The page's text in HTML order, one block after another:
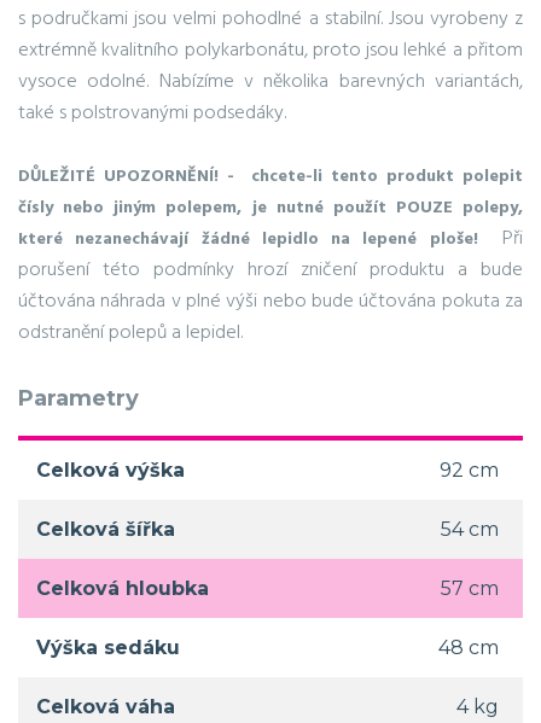
s područkami jsou velmi pohodlné a stabilní. Jsou vyrobeny z
extrémně kvalitního polykarbonátu, proto jsou lehké a přitom
vysoce odolné. Nabízíme v několika barevných variantách,
také s polstrovanými podsedáky.
DŮLEŽITÉ UPOZORNĚNÍ! - chcete-li tento produkt polepit
čísly nebo jiným polepem, je nutné použít POUZE polepy,
které nezanechávají žádné lepidlo na lepené ploše!
Při
porušení této podmínky hrozí zničení produktu a bude
účtována náhrada v plné výši nebo bude účtována pokuta za
odstranění polepů a lepidel.
Parametry
Celková výška 92 cm
Celková šířka 54 cm
Celková hloubka 57 cm
Výška sedáku 48 cm
Celková váha 4 kg